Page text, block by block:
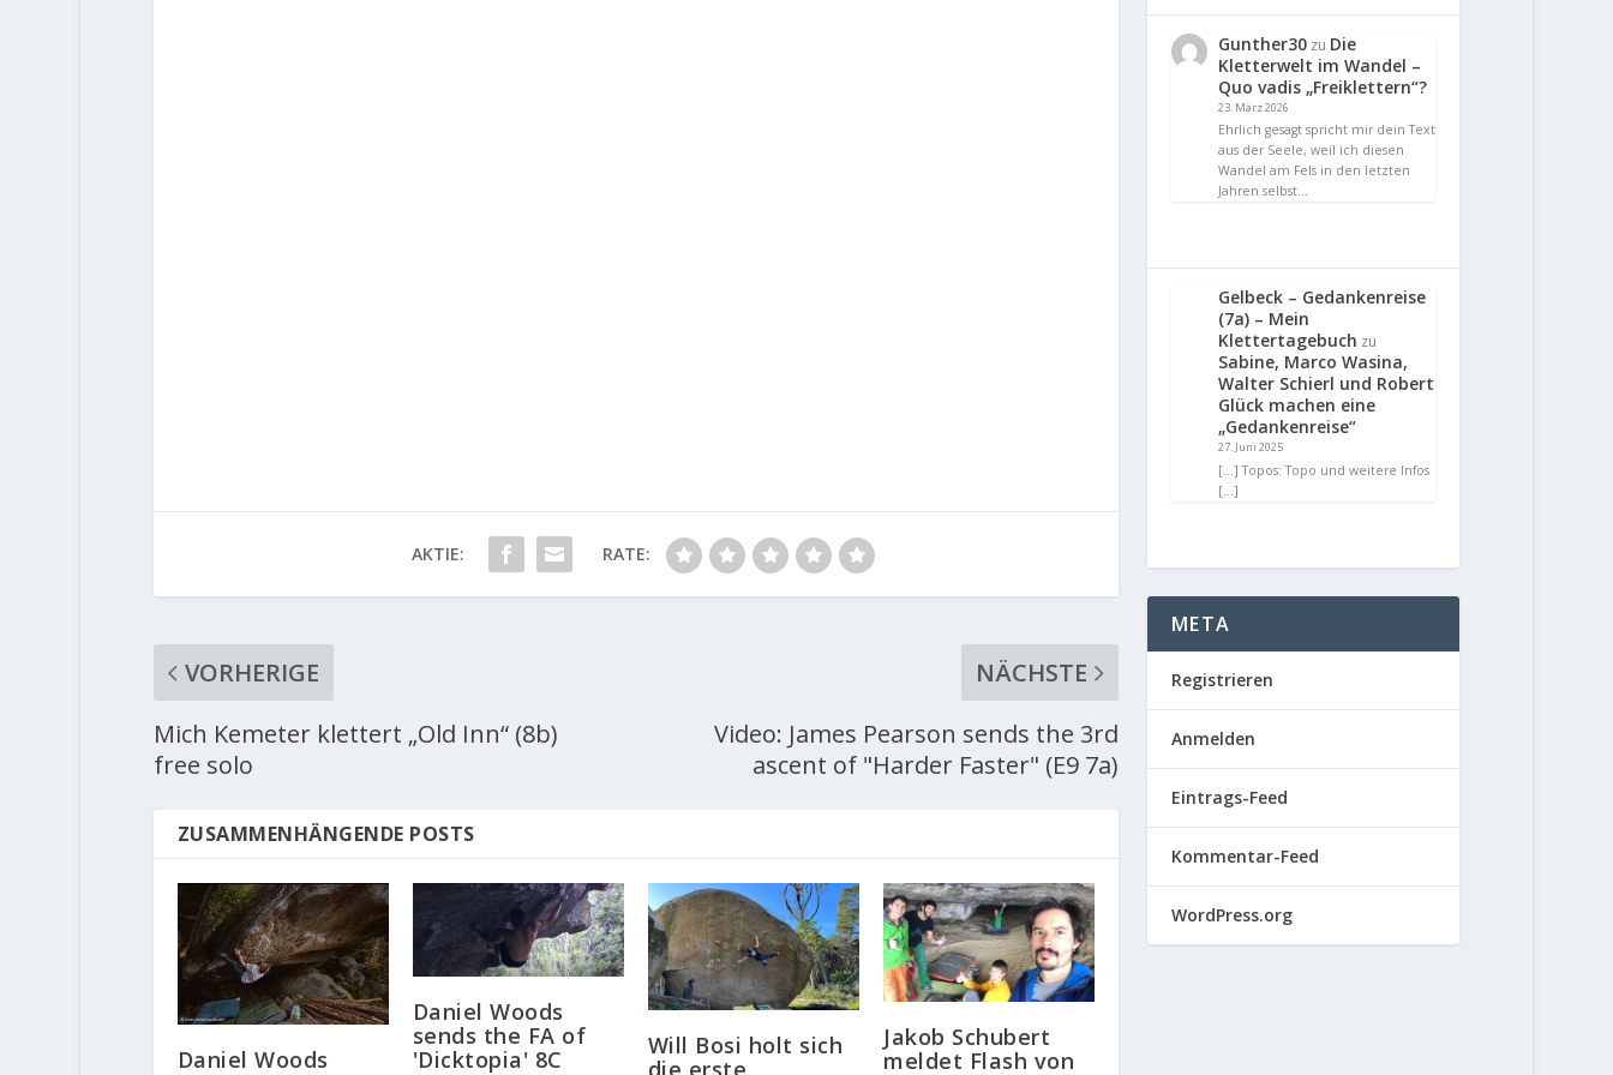
AKTIE: RATE:
VORHERIGE
Mich Kemeter klettert „Old Inn“ (8b)
free solo
NÄCHSTE
Video: James Pearson sends the 3rd
ascent of "Harder Faster" (E9 7a)
ZUSAMMENHÄNGENDE POSTS
Daniel Woods
Daniel Woods
sends the FA of
'Dicktopia' 8C
Will Bosi holt sich
die erste
Jakob Schubert
meldet Flash von
Gunther30 zu Die
Kletterwelt im Wandel –
Quo vadis „Freiklettern“?
23. März 2026
Ehrlich gesagt spricht mir dein Text
aus der Seele, weil ich diesen
Wandel am Fels in den letzten
Jahren selbst…
Gelbeck – Gedankenreise
(7a) – Mein
Klettertagebuch zu
Sabine, Marco Wasina,
Walter Schierl und Robert
Glück machen eine
„Gedankenreise“
27. Juni 2025
[…] Topos: Topo und weitere Infos
[…]
META
Registrieren
Anmelden
Eintrags-Feed
Kommentar-Feed
WordPress.org